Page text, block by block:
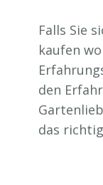
Falls Sie
kaufen
den
das